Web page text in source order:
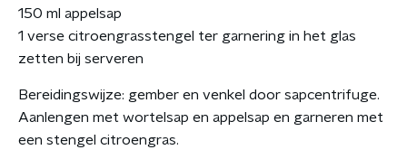
150 ml appelsap
1 verse citroengrasstengel ter garnering in het glas
zetten bij serveren
Bereidingswijze: gember en venkel door sapcentrifuge.
Aanlengen met wortelsap en appelsap en garneren met
een stengel citroengras.